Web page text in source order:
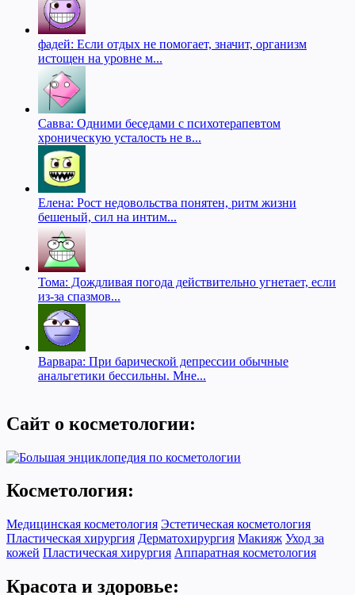
фадей: Если отдых не помогает, значит, организм
истощен на уровне м...
Савва: Одними беседами с психотерапевтом
хроническую усталость не в...
Елена: Рост недовольства понятен, ритм жизни
бешеный, сил на интим...
Тома: Дождливая погода действительно угнетает, если
из-за спазмов...
Варвара: При барической депрессии обычные
анальгетики бессильны. Мне...
Сайт о косметологии:
Косметология:
Медицинская косметология Эстетическая косметология
Пластическая хирургия Дерматохирургия Макияж Уход за
кожей Пластическая хирургия Аппаратная косметология
Красота и здоровье: